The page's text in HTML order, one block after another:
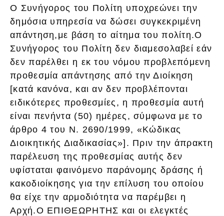
Ο Συνήγορος του Πολίτη υποχρεώνει την
δημόσια υπηρεσία να δώσει συγκεκριμένη
απάντηση,με βάση το αίτημα του πολίτη.Ο
Συνήγορος του Πολίτη δεν διαμεσολαβεί εάν
δεν παρέλθει η εκ του νόμου προβλεπόμενη
προθεσμία απάντησης από την Διοίκηση
[κατά κανόνα, και αν δεν προβλέπονται
ειδικότερες προθεσμίες, η προθεσμία αυτή
είναι πενήντα (50) ημέρες, σύμφωνα με το
άρθρο 4 του Ν. 2690/1999, «Κώδικας
Διοικητικής Διαδικασίας»]. Πριν την άπρακτη
παρέλευση της προθεσμίας αυτής δεν
υφίσταται φαινόμενο παράνομης δράσης ή
κακοδιοίκησης για την επίλυση του οποίου
θα είχε την αρμοδιότητα να παρέμβει η
Αρχή.Ο ΕΠΙΘΕΩΡΗΤΗΣ και οι ελεγκτές